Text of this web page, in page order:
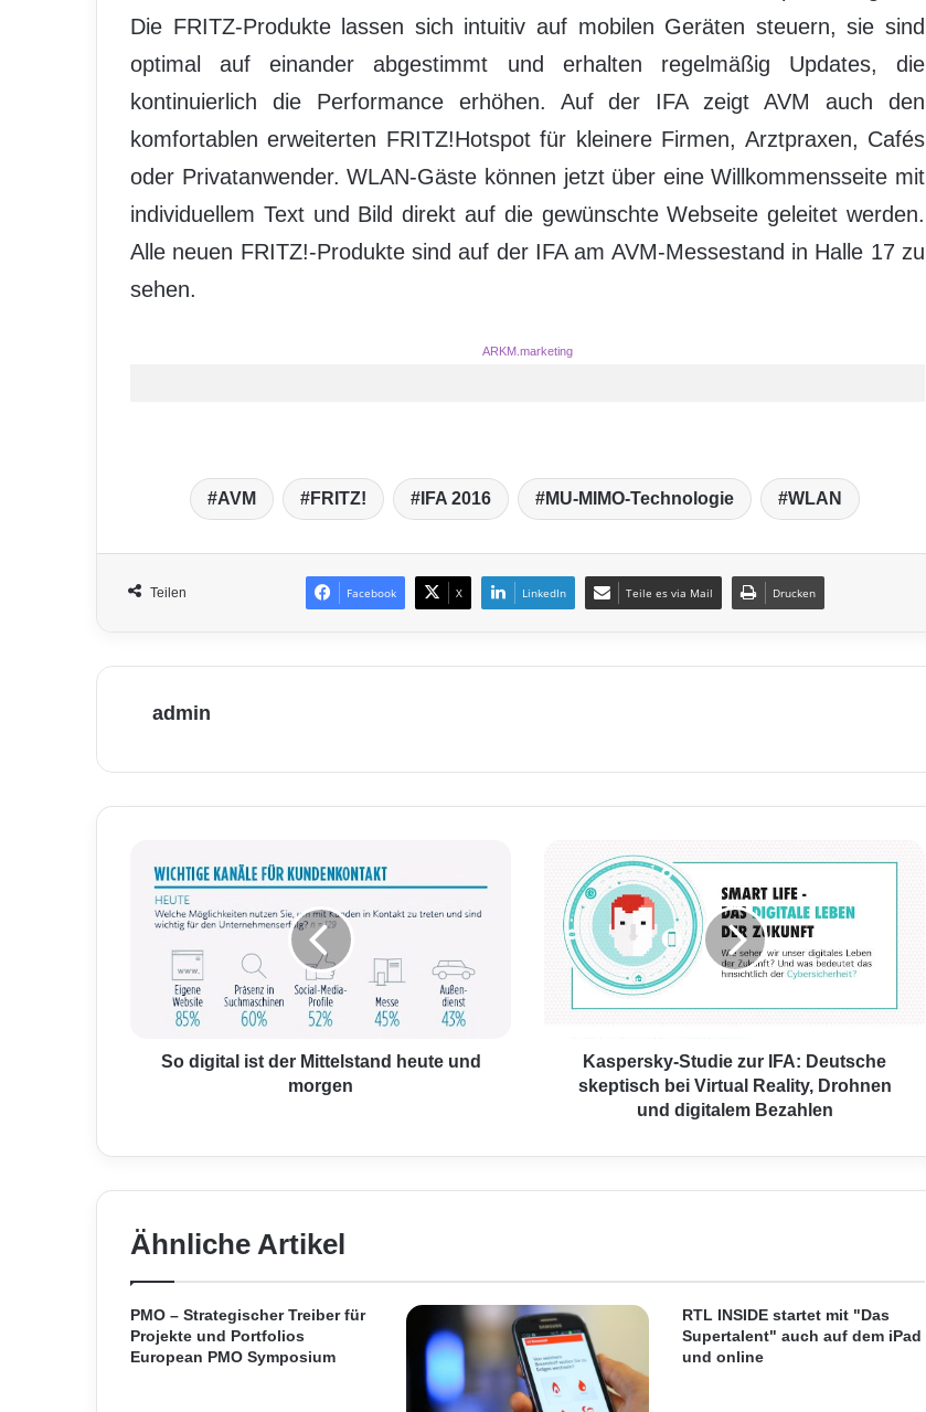
Die FRITZ-Produkte lassen sich intuitiv auf mobilen Geräten steuern, sie sind
optimal auf einander abgestimmt und erhalten regelmäßig Updates, die
kontinuierlich die Performance erhöhen. Auf der IFA zeigt AVM auch den
komfortablen erweiterten FRITZ!Hotspot für kleinere Firmen, Arztpraxen, Cafés
oder Privatanwender. WLAN-Gäste können jetzt über eine Willkommensseite mit
individuellem Text und Bild direkt auf die gewünschte Webseite geleitet werden.
Alle neuen FRITZ!-Produkte sind auf der IFA am AVM-Messestand in Halle 17 zu
sehen.
ARKM.marketing
AVM FRITZ! IFA 2016 MU-MIMO-Technologie WLAN
Teilen Facebook X LinkedIn Teile es via Mail Drucken
admin
e
t
e
l
s
t
So digital ist der Mittelstand heute und
morgen
d
F
A
:
D
Kaspersky-Studie zur IFA: Deutsche
skeptisch bei Virtual Reality, Drohnen
und digitalem Bezahlen
Ähnliche Artikel
PMO – Strategischer Treiber für
Projekte und Portfolios
European PMO Symposium
RTL INSIDE startet mit "Das
Supertalent" auch auf dem iPad
und online